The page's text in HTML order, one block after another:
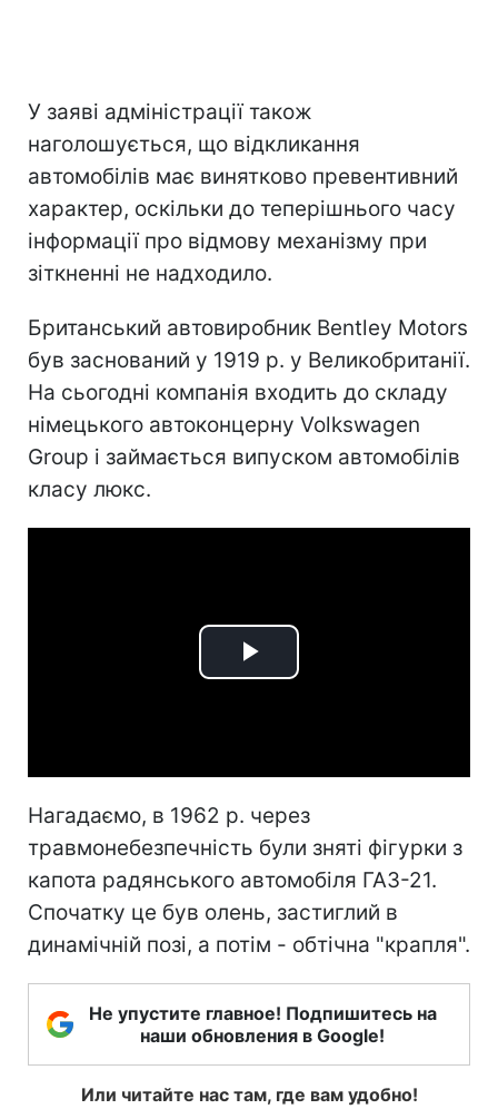
У заяві адміністрації також
наголошується, що відкликання
автомобілів має винятково превентивний
характер, оскільки до теперішнього часу
інформації про відмову механізму при
зіткненні не надходило.
Британський автовиробник Bentley Motors
був заснований у 1919 р. у Великобританії.
На сьогодні компанія входить до складу
німецького автоконцерну Volkswagen
Group і займається випуском автомобілів
класу люкс.
Play
Нагадаємо, в 1962 р. через
травмонебезпечність були зняті фігурки з
капота радянського автомобіля ГАЗ-21.
Спочатку це був олень, застиглий в
динамічній позі, а потім - обтічна "крапля".
Не упустите главное! Подпишитесь на
наши обновления в Google!
Или читайте нас там, где вам удобно!